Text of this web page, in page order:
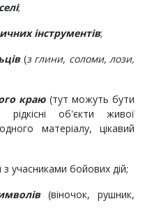
;
інструментів;
(з глини, соломи, лози,
краю (тут можуть бути
рідкісні об'єкти живої
матеріалу, цікавий
учасниками бойових дій;
(віночок, рушник,